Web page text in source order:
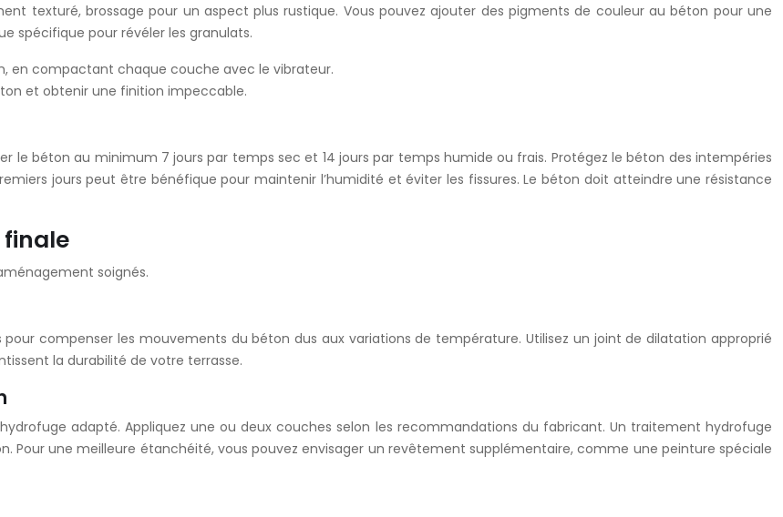
texturé, brossage pour un aspect plus rustique. Vous pouvez ajouter des pigments de couleur au béton pour une
spécifique pour révéler les granulats.
en compactant chaque couche avec le vibrateur.
et obtenir une finition impeccable.
le béton au minimum 7 jours par temps sec et 14 jours par temps humide ou frais. Protégez le béton des intempéries
jours peut être bénéfique pour maintenir l’humidité et éviter les fissures. Le béton doit atteindre une résistance
soignés.
compenser les mouvements du béton dus aux variations de température. Utilisez un joint de dilatation approprié
la durabilité de votre terrasse.
adapté. Appliquez une ou deux couches selon les recommandations du fabricant. Un traitement hydrofuge
Pour une meilleure étanchéité, vous pouvez envisager un revêtement supplémentaire, comme une peinture spéciale